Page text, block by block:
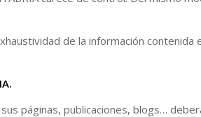
de la información contenida
páginas, publicaciones, blogs…